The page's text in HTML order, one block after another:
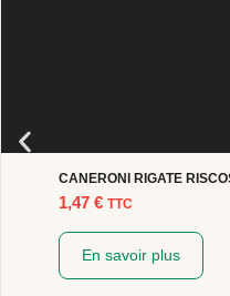
CANERONI RIGATE
1,47 € TTC
En savoir plus